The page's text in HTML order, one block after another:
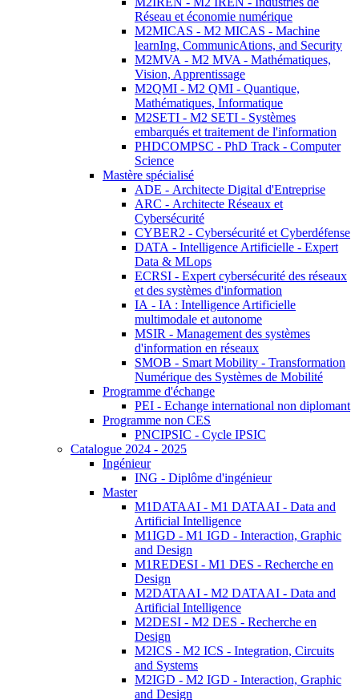
Réseau et économie numérique
M2MICAS - M2 MICAS - Machine
learnIng, CommunicAtions, and Security
M2MVA - M2 MVA - Mathématiques,
Vision, Apprentissage
M2QMI - M2 QMI - Quantique,
Mathématiques, Informatique
M2SETI - M2 SETI - Systèmes
embarqués et traitement de l'information
PHDCOMPSC - PhD Track - Computer
Science
Mastère spécialisé
ADE - Architecte Digital d'Entreprise
ARC - Architecte Réseaux et
Cybersécurité
CYBER2 - Cybersécurité et Cyberdéfense
DATA - Intelligence Artificielle - Expert
Data & MLops
ECRSI - Expert cybersécurité des réseaux
et des systèmes d'information
IA - IA : Intelligence Artificielle
multimodale et autonome
MSIR - Management des systèmes
d'information en réseaux
SMOB - Smart Mobility - Transformation
Numérique des Systèmes de Mobilité
Programme d'échange
PEI - Echange international non diplomant
Programme non CES
PNCIPSIC - Cycle IPSIC
Catalogue 2024 - 2025
Ingénieur
ING - Diplôme d'ingénieur
Master
M1DATAAI - M1 DATAAI - Data and
Artificial Intelligence
M1IGD - M1 IGD - Interaction, Graphic
and Design
M1REDESI - M1 DES - Recherche en
Design
M2DATAAI - M2 DATAAI - Data and
Artificial Intelligence
M2DESI - M2 DES - Recherche en
Design
M2ICS - M2 ICS - Integration, Circuits
and Systems
M2IGD - M2 IGD - Interaction, Graphic
and Design